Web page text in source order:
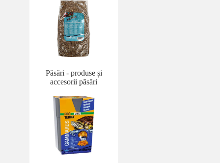
Păsări - produse și
accesorii păsări